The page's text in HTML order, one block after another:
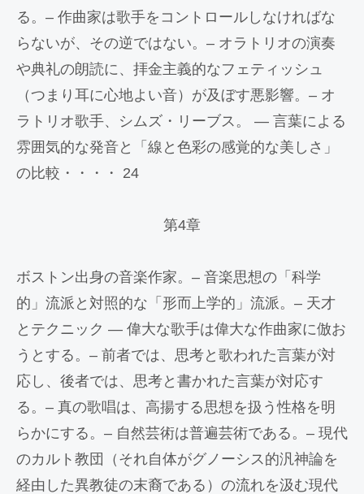
る。– 作曲家は歌手をコントロールしなければな
らないが、その逆ではない。– オラトリオの演奏
や典礼の朗読に、拝金主義的なフェティッシュ
（つまり耳に心地よい音）が及ぼす悪影響。– オ
ラトリオ歌手、シムズ・リーブス。 — 言葉による
雰囲気的な発音と「線と色彩の感覚的な美しさ」
の比較・・・・ 24
第4章
ボストン出身の音楽作家。– 音楽思想の「科学
的」流派と対照的な「形而上学的」流派。– 天才
とテクニック — 偉大な歌手は偉大な作曲家に倣お
うとする。– 前者では、思考と歌われた言葉が対
応し、後者では、思考と書かれた言葉が対応す
る。– 真の歌唱は、高揚する思想を扱う性格を明
らかにする。– 自然芸術は普遍芸術である。– 現代
のカルト教団（それ自体がグノーシス的汎神論を
経由した異教徒の末裔である）の流れを汲む現代